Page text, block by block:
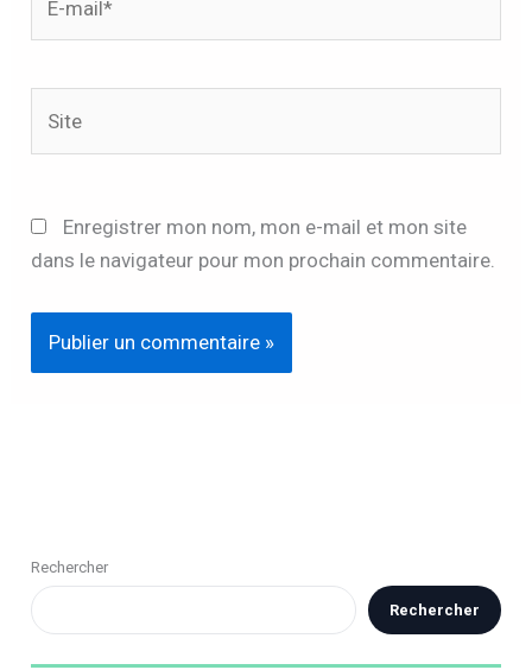
mail*
Enregistrer mon nom, mon e-mail et mon site
dans le navigateur pour mon prochain commentaire.
Rechercher
Rechercher